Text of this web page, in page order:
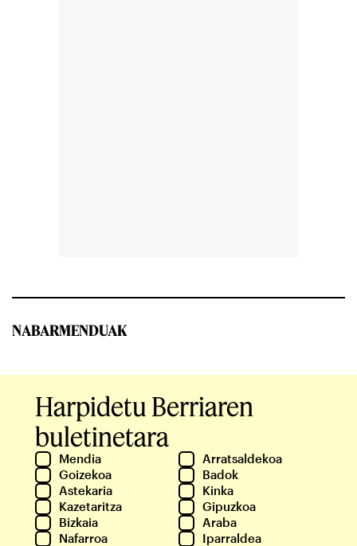
NABARMENDUAK
Harpidetu Berriaren
buletinetara
Mendia
Arratsaldekoa
Goizekoa
Badok
Astekaria
Kinka
Kazetaritza
Gipuzkoa
Bizkaia
Araba
Nafarroa
Iparraldea